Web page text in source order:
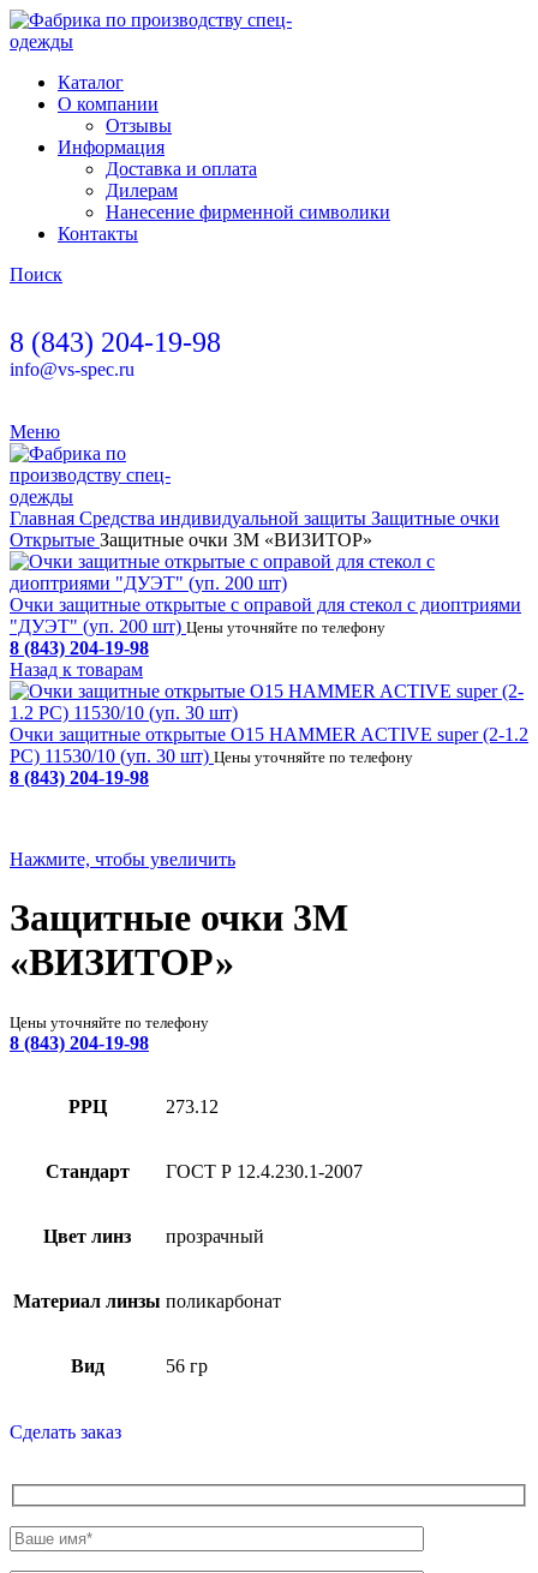
Каталог
О компании
Отзывы
Информация
Доставка и оплата
Дилерам
Нанесение фирменной символики
Контакты
Поиск
8 (843) 204-19-98
info@vs-spec.ru
Меню
Главная Средства индивидуальной защиты Защитные очки
Открытые Защитные очки 3М «ВИЗИТОР»
Очки защитные открытые с оправой для стекол с диоптриями
"ДУЭТ" (уп. 200 шт) Цены уточняйте по телефону
8 (843) 204-19-98
Назад к товарам
Очки защитные открытые О15 HAMMER ACTIVЕ super (2-1.2
PC) 11530/10 (уп. 30 шт) Цены уточняйте по телефону
8 (843) 204-19-98
Нажмите, чтобы увеличить
Защитные очки 3М
«ВИЗИТОР»
Цены уточняйте по телефону
8 (843) 204-19-98
РРЦ 273.12
Стандарт ГОСТ Р 12.4.230.1-2007
Цвет линз прозрачный
Материал линзы поликарбонат
Вид 56 гр
Сделать заказ